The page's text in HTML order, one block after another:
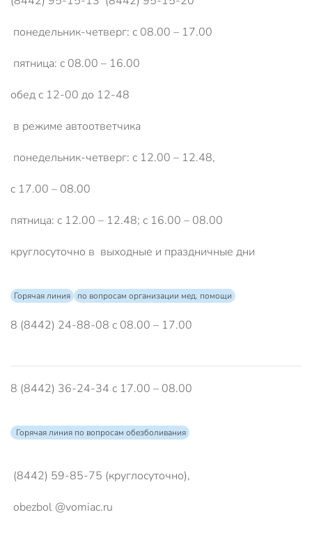
понедельник-четверг: с 08.00 – 17.00
пятница: с 08.00 – 16.00
обед с 12-00 до 12-48
в режиме автоответчика
понедельник-четверг: с 12.00 – 12.48,
с 17.00 – 08.00
пятница: с 12.00 – 12.48; с 16.00 – 08.00
круглосуточно в выходные и праздничные дни
Горячая линия по вопросам организации мед. помощи
8 (8442) 24-88-08 с 08.00 – 17.00
8 (8442) 36-24-34 с 17.00 – 08.00
Горячая линия по вопросам обезболивания
(8442) 59-85-75 (круглосуточно),
obezbol @vomiac.ru